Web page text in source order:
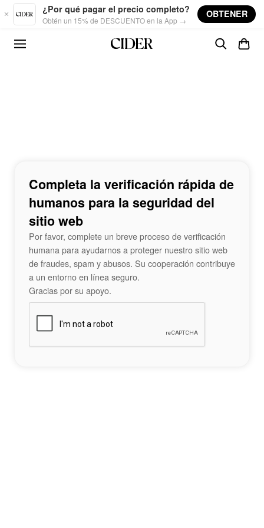
Skip to main content
¿Por qué pagar el precio completo?
Obtén un 15% de DESCUENTO en la App →
OBTENER
Completa la verificación rápida de
humanos para la seguridad del
sitio web
Por favor, complete un breve proceso de verificación
humana para ayudarnos a proteger nuestro sitio web
de fraudes, spam y abusos. Su cooperación contribuye
a un entorno en línea seguro.
Gracias por su apoyo.